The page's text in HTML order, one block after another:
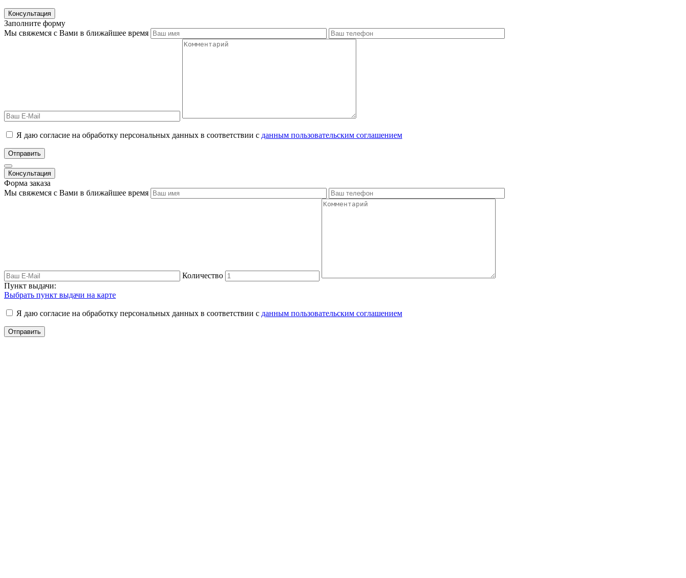
Консультация
Заполните форму
Мы свяжемся с Вами в ближайшее время
Я даю согласие на обработку персональных данных в соответствии с данным пользовательским соглашением
Отправить
Консультация
Форма заказа
Мы свяжемся с Вами в ближайшее время
Количество
Пункт выдачи:
Выбрать пункт выдачи на карте
Я даю согласие на обработку персональных данных в соответствии с данным пользовательским соглашением
Отправить